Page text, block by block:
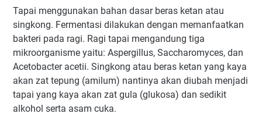
Tapai menggunakan bahan dasar beras ketan atau
singkong. Fermentasi dilakukan dengan memanfaatkan
bakteri pada ragi. Ragi tapai mengandung tiga
mikroorganisme yaitu: Aspergillus, Saccharomyces, dan
Acetobacter acetii. Singkong atau beras ketan yang kaya
akan zat tepung (amilum) nantinya akan diubah menjadi
tapai yang kaya akan zat gula (glukosa) dan sedikit
alkohol serta asam cuka.